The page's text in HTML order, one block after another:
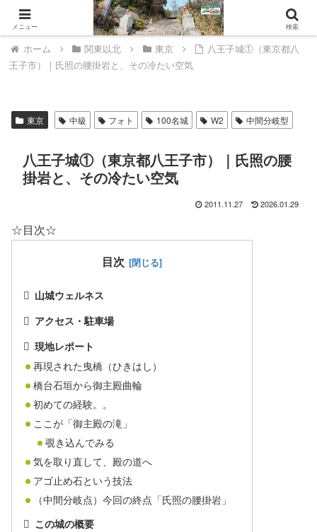
山城ウェルネスへようこそ。
ホーム 関東以北 東京
八王子城①（東京都八
王子市）｜氏照の腰掛岩と、その冷たい空気
東京 中級 フォト 100名城 W2 中間分岐型
八王子城①（東京都八王子市）｜氏照の腰
掛岩と、その冷たい空気
2011.11.27 2026.01.29
☆目次☆
目次
山城ウェルネス
アクセス・駐車場
現地レポート
再現された曳橋（ひきはし）
橋台石垣から御主殿曲輪
初めての経験。。
ここが「御主殿の滝」
覗き込んでみる
気を取り直して、殿の道へ
アゴ止め石という技法
（中間分岐点）今回の終点「氏照の腰掛岩」
この城の概要
メニュー 検索